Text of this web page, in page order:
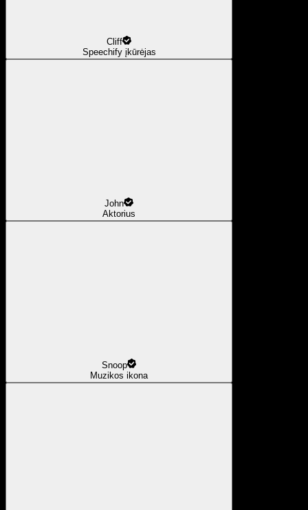
Cliff
Speechify įkūrėjas
John
Aktorius
Snoop
Muzikos ikona